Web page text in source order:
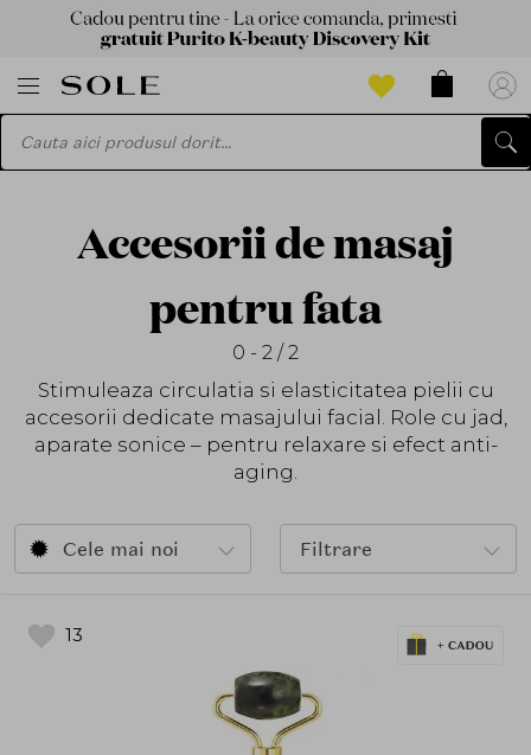
Accesorii de masaj
pentru fata
0 - 2 / 2
Stimuleaza circulatia si elasticitatea pielii cu
accesorii dedicate masajului facial. Role cu jad,
aparate sonice – pentru relaxare si efect anti-
aging.
Cele mai noi Filtrare
13